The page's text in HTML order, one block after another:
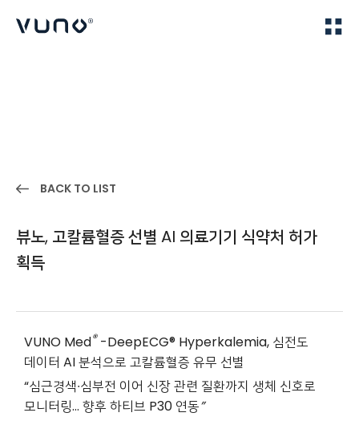
BACK TO LIST
뷰노, 고칼륨혈증 선별 AI 의료기기 식약처 허가
획득
VUNO Med® -DeepECG® Hyperkalemia, 심전도
데이터 AI 분석으로 고칼륨혈증 유무 선별
“심근경색∙심부전 이어 신장 관련 질환까지 생체 신호로
모니터링… 향후 하티브 P30 연동”